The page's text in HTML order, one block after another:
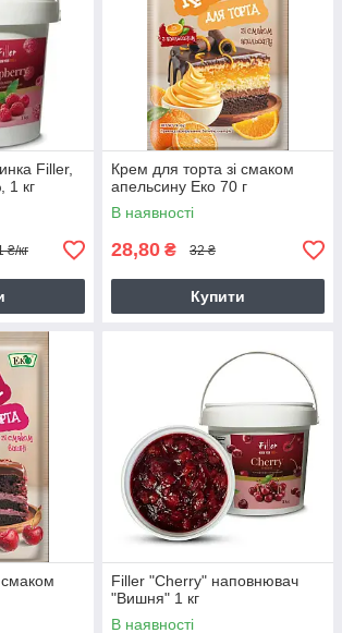
Filler,
1 кг
₴/кг
Крем для торта зі смаком
апельсину Еко 70 г
В наявності
28,80 ₴ 32 ₴
Купити
смаком
Filler "Cherry" наповнювач
"Вишня" 1 кг
В наявності